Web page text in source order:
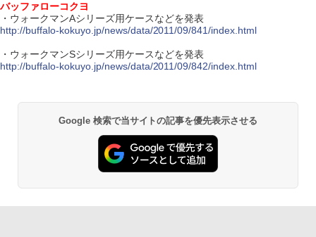
バッファローコクヨ
・ウォークマンAシリーズ用ケースなどを発表
http://buffalo-kokuyo.jp/news/data/2011/09/841/index.html
・ウォークマンSシリーズ用ケースなどを発表
http://buffalo-kokuyo.jp/news/data/2011/09/842/index.html
Google 検索で当サイトの記事を優先表示させる